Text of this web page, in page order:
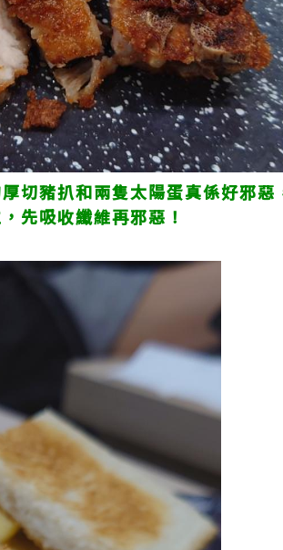
切豬扒和兩隻太陽蛋真係好邪惡
先吸收纖維再邪惡！